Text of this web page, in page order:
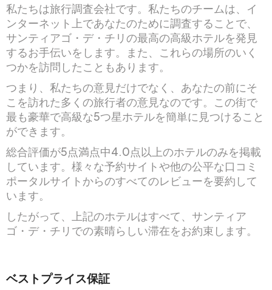
私たちは旅行調査会社です。私たちのチームは、イ
ンターネット上であなたのために調査することで、
サンティアゴ・デ・チリの最高の高級ホテルを発見
するお手伝いをします。また、これらの場所のいく
つかを訪問したこともあります。
つまり、私たちの意見だけでなく、あなたの前にそ
こを訪れた多くの旅行者の意見なのです。この街で
最も豪華で高級な5つ星ホテルを簡単に見つけること
ができます。
総合評価が5点満点中4.0点以上のホテルのみを掲載
しています。様々な予約サイトや他の公平な口コミ
ポータルサイトからのすべてのレビューを要約して
います。
したがって、上記のホテルはすべて、サンティア
ゴ・デ・チリでの素晴らしい滞在をお約束します。
ベストプライス保証